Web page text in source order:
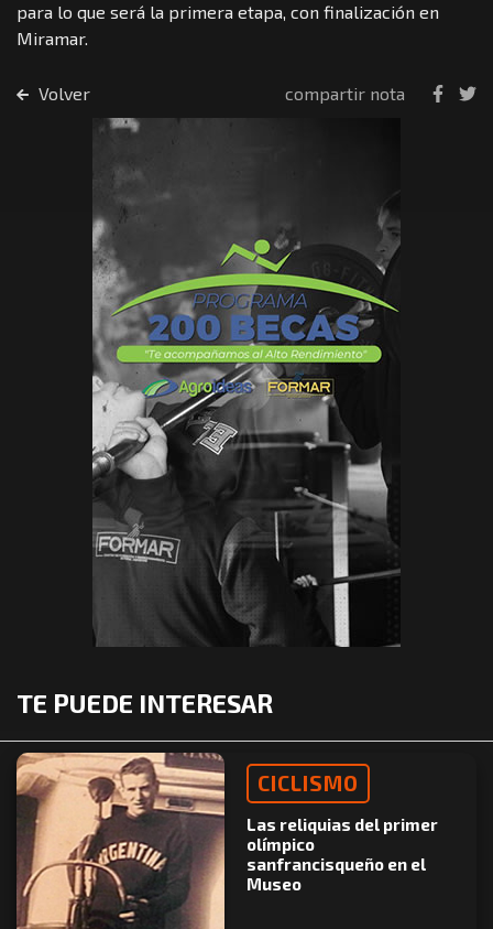
para lo que será la primera etapa, con finalización en
Miramar.
Volver compartir nota
TE PUEDE INTERESAR
CICLISMO
Las reliquias del primer
olímpico
sanfrancisqueño en el
Museo